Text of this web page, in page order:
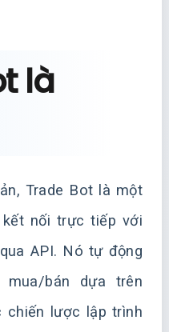
là
Trade Bot là một
nối trực tiếp với
API. Nó tự động
bán dựa trên
chiến lược lập trình